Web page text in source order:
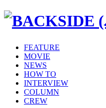
FEATURE
MOVIE
NEWS
HOW TO
INTERVIEW
COLUMN
CREW